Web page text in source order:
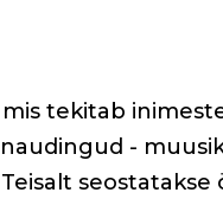
tekitab
-